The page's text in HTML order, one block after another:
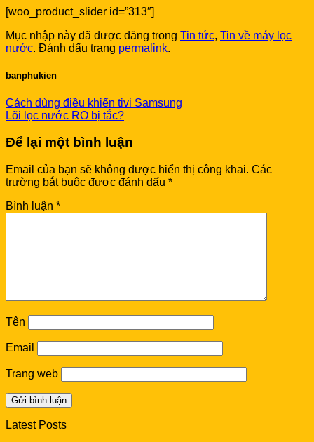
[woo_product_slider id=”313″]
Mục nhập này đã được đăng trong Tin tức, Tin về máy lọc
nước. Đánh dấu trang permalink.
banphukien
Cách dùng điều khiển tivi Samsung
Lõi lọc nước RO bị tắc?
Để lại một bình luận
Email của bạn sẽ không được hiển thị công khai. Các
trường bắt buộc được đánh dấu *
Bình luận *
Tên
Email
Trang web
Latest Posts